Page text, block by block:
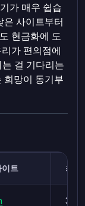
가 매우 쉽습
은 사이트부터
현금화에 도
가 편의점에
걸 기다리는
희망이 동기부
트 최소